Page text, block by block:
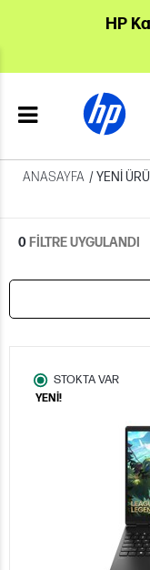
HP
ANASAYFA /YENI
0 FİLTRE UYGULANDI
STOKTA VAR
YENİ!